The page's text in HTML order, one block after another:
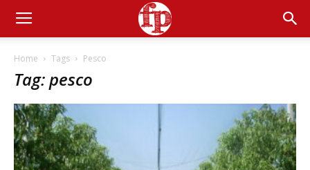
Home Tags Pesco
Tag: pesco